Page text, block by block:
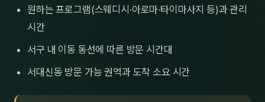
원하는 프로그램(스웨디시·아로마·타이마사지 등)과 관리
시간
서구 내 이동 동선에 따른 방문 시간대
서대신동 방문 가능 권역과 도착 소요 시간